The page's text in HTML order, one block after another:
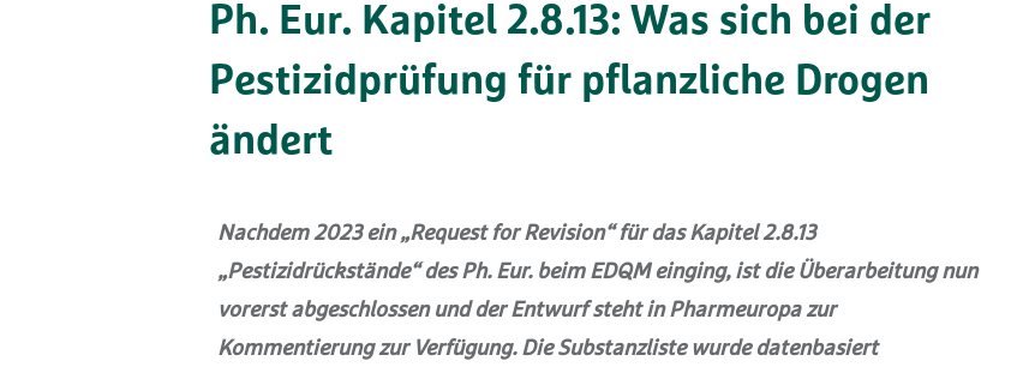
Ph. Eur. Kapitel 2.8.13: Was sich bei der
Pestizidprüfung für pflanzliche Drogen
ändert
Nachdem 2023 ein „Request for Revision“ für das Kapitel 2.8.13
„Pestizidrückstände“ des Ph. Eur. beim EDQM einging, ist die Überarbeitung nun
vorerst abgeschlossen und der Entwurf steht in Pharmeuropa zur
Kommentierung zur Verfügung. Die Substanzliste wurde datenbasiert